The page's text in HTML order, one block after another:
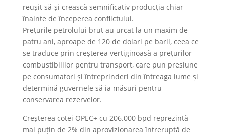
reușit să-și crească semnificativ producția chiar
înainte de începerea conflictului.
Prețurile petrolului brut au urcat la un maxim de
patru ani, aproape de 120 de dolari pe baril, ceea ce
se traduce prin creșterea vertiginoasă a prețurilor
combustibililor pentru transport, care pun presiune
pe consumatori și întreprinderi din întreaga lume și
determină guvernele să ia măsuri pentru
conservarea rezervelor.
Creșterea cotei OPEC+ cu 206.000 bpd reprezintă
mai puțin de 2% din aprovizionarea întreruptă de